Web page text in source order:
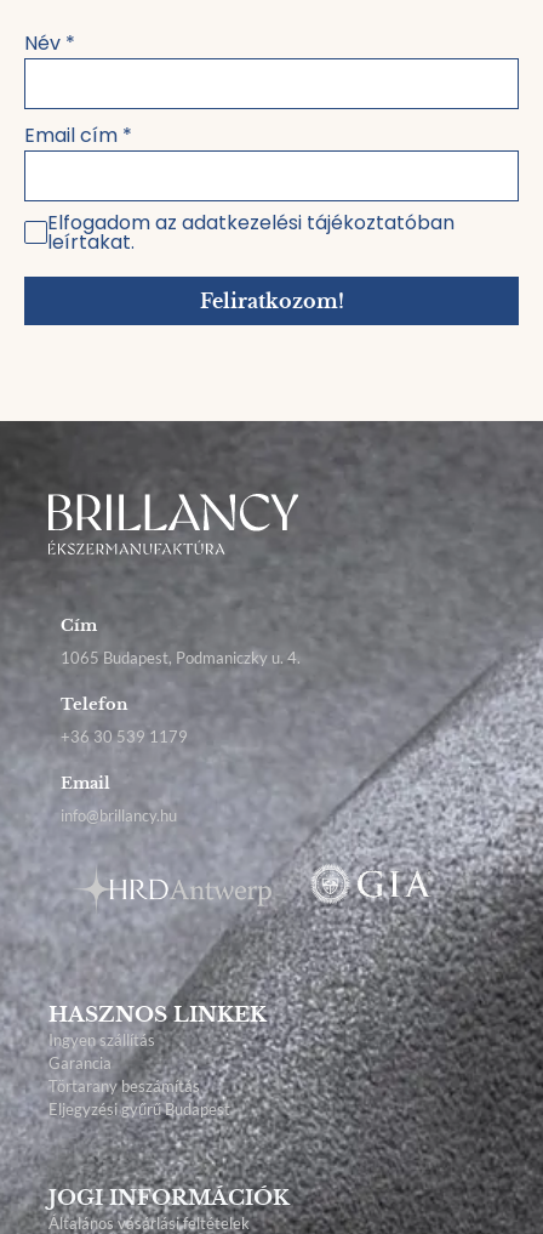
Név *
Email cím *
Elfogadom az adatkezelési tájékoztatóban
leírtakat.
Feliratkozom!
Cím
1065 Budapest, Podmaniczky u. 4.
Telefon
+36 30 539 1179
Email
info@brillancy.hu
HASZNOS LINKEK
Ingyen szállítás
Garancia
Törtarany beszámítás
Eljegyzési gyűrű Budapest
JOGI INFORMÁCIÓK
Általános vásárlási feltételek